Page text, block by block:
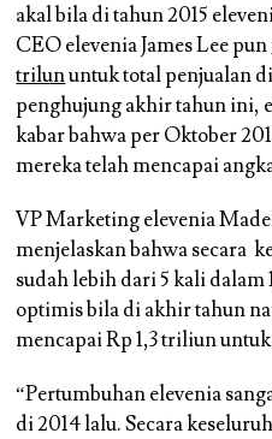
akal bila di tahun 2015
CEO elevenia James Lee pun
trilununtuk total penjualan
penghujung akhir tahun ini,
kabar bahwa per Oktober
mereka telah mencapai
VP Marketing elevenia
menjelaskan bahwa secara
sudah lebih dari 5 kali
optimis bila di akhir tahun
mencapai Rp 1,3 triliun
“Pertumbuhan elevenia
di 2014 lalu. Secara